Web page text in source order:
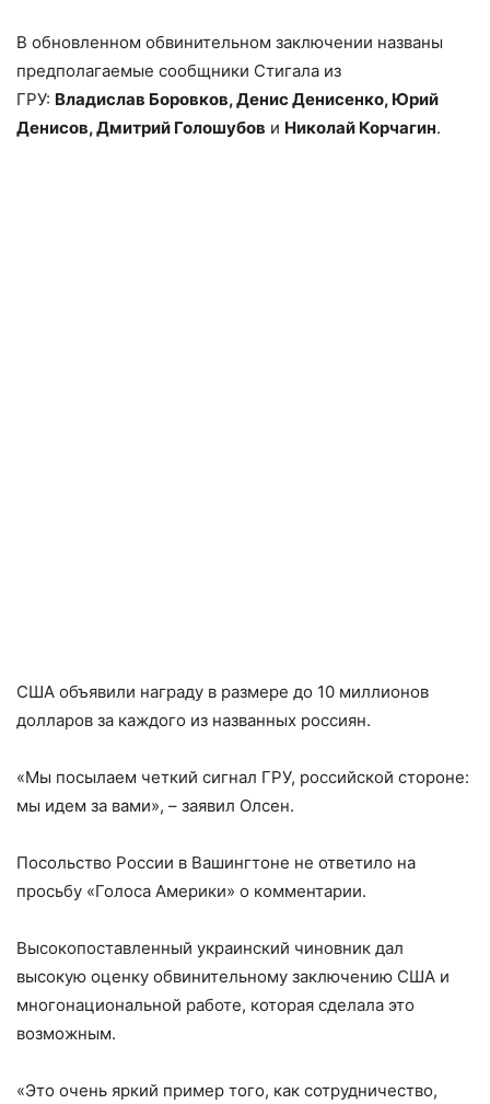
В обновленном обвинительном заключении названы
предполагаемые сообщники Стигала из
ГРУ: Владислав Боровков, Денис Денисенко, Юрий
Денисов, Дмитрий Голошубов и Николай Корчагин.
США объявили награду в размере до 10 миллионов
долларов за каждого из названных россиян.
«Мы посылаем четкий сигнал ГРУ, российской стороне:
мы идем за вами», – заявил Олсен.
Посольство России в Вашингтоне не ответило на
просьбу «Голоса Америки» о комментарии.
Высокопоставленный украинский чиновник дал
высокую оценку обвинительному заключению США и
многонациональной работе, которая сделала это
возможным.
«Это очень яркий пример того, как сотрудничество,